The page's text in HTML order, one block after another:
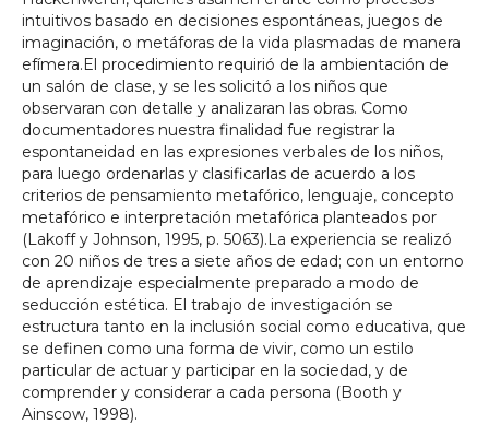
intuitivos basado en decisiones espontáneas, juegos de
imaginación, o metáforas de la vida plasmadas de manera
efímera.El procedimiento requirió de la ambientación de
un salón de clase, y se les solicitó a los niños que
observaran con detalle y analizaran las obras. Como
documentadores nuestra finalidad fue registrar la
espontaneidad en las expresiones verbales de los niños,
para luego ordenarlas y clasificarlas de acuerdo a los
criterios de pensamiento metafórico, lenguaje, concepto
metafórico e interpretación metafórica planteados por
(Lakoff y Johnson, 1995, p. 5063).La experiencia se realizó
con 20 niños de tres a siete años de edad; con un entorno
de aprendizaje especialmente preparado a modo de
seducción estética. El trabajo de investigación se
estructura tanto en la inclusión social como educativa, que
se definen como una forma de vivir, como un estilo
particular de actuar y participar en la sociedad, y de
comprender y considerar a cada persona (Booth y
Ainscow, 1998).